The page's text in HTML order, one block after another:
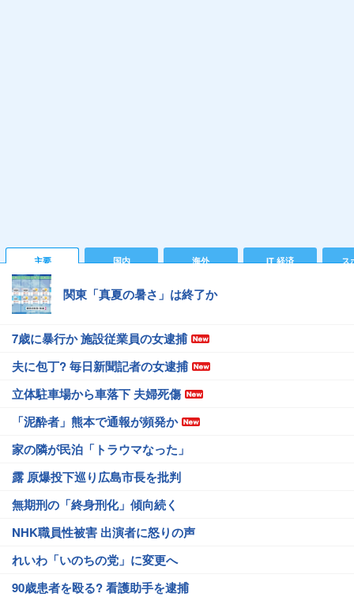
主要 国内 海外 IT 経済 ス
関東「真夏の暑さ」は終了か
7歳に暴行か 施設従業員の女逮捕
夫に包丁? 毎日新聞記者の女逮捕
立体駐車場から車落下 夫婦死傷
「泥酔者」熊本で通報が頻発か
家の隣が民泊「トラウマなった」
露 原爆投下巡り広島市長を批判
無期刑の「終身刑化」傾向続く
NHK職員性被害 出演者に怒りの声
れいわ「いのちの党」に変更へ
90歳患者を殴る? 看護助手を逮捕